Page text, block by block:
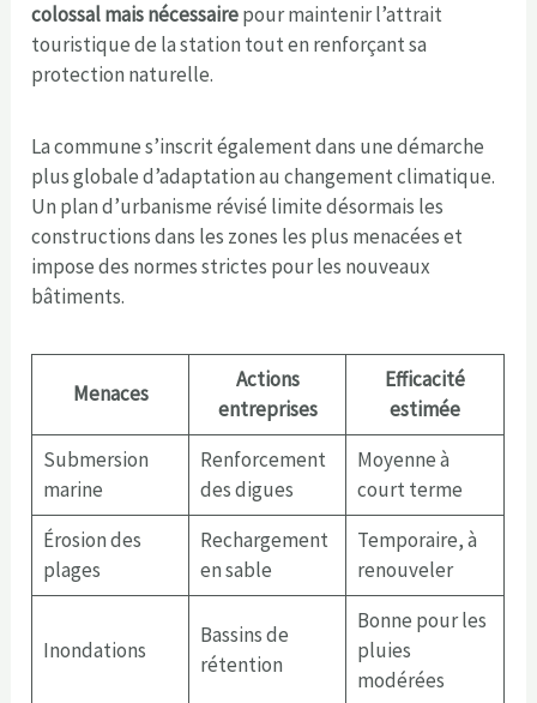
colossal mais nécessairepour maintenir l’attrait
touristique de la station tout en renforçant sa
protection naturelle.
La commune s’inscrit également dans une démarche
plus globale d’adaptation au changement climatique.
Un plan d’urbanisme révisé limite désormais les
constructions dans les zones les plus menacées et
impose des normes strictes pour les nouveaux
bâtiments.
Menaces
Actions
entreprises
Efficacité
estimée
Submersion
marine
Renforcement
des digues
Moyenne à
court terme
Érosion des
plages
Rechargement
en sable
Temporaire, à
renouveler
Inondations
Bassins de
rétention
Bonne pour les
pluies
modérées